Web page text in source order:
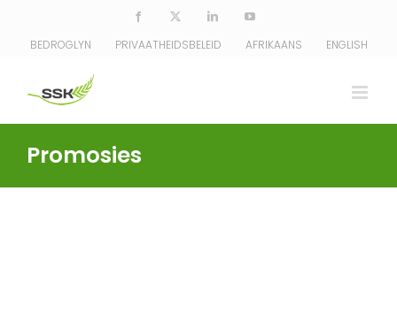
content
Facebook LinkedInYouTube
BEDROGLYN PRIVAATHEIDSBELEID AFRIKAANS ENGLISH
Promosies